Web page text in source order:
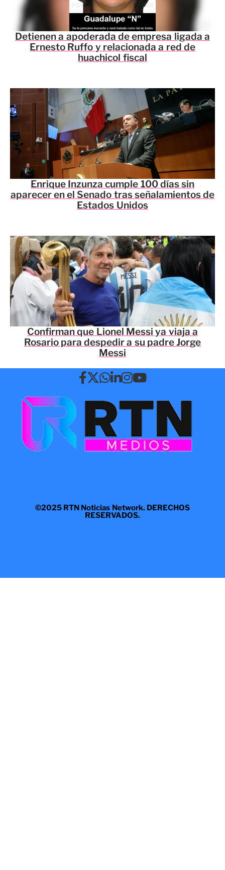
Detienen a apoderada de empresa ligada a
Ernesto Ruffo y relacionada a red de
huachicol fiscal
Enrique Inzunza cumple 100 días sin
aparecer en el Senado tras señalamientos de
Estados Unidos
Confirman que Lionel Messi ya viaja a
Rosario para despedir a su padre Jorge
Messi
©2025 RTN Noticias Network. DERECHOS
RESERVADOS.